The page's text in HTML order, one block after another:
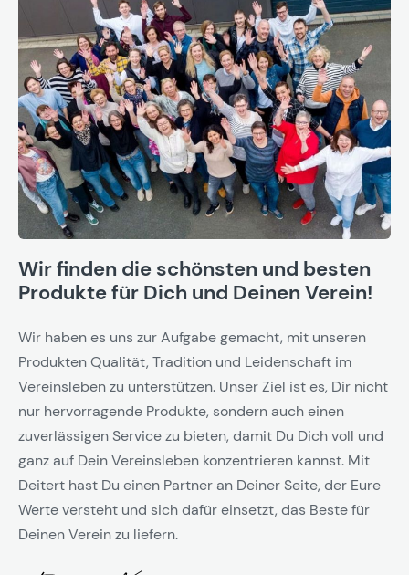
Wir finden die schönsten und besten
Produkte für Dich und Deinen Verein!
Wir haben es uns zur Aufgabe gemacht, mit unseren
Produkten Qualität, Tradition und Leidenschaft im
Vereinsleben zu unterstützen. Unser Ziel ist es, Dir nicht
nur hervorragende Produkte, sondern auch einen
zuverlässigen Service zu bieten, damit Du Dich voll und
ganz auf Dein Vereinsleben konzentrieren kannst. Mit
Deitert hast Du einen Partner an Deiner Seite, der Eure
Werte versteht und sich dafür einsetzt, das Beste für
Deinen Verein zu liefern.